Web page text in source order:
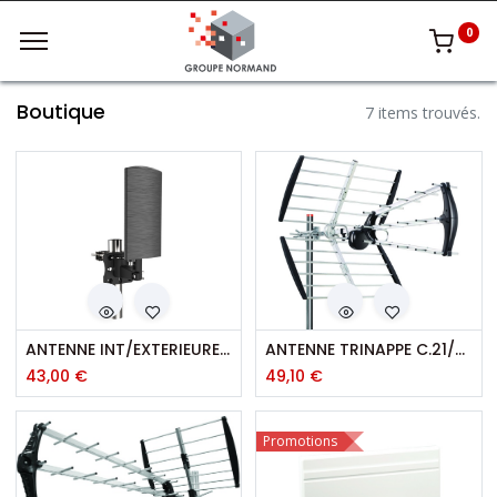
0
Boutique 7 items trouvés.
ANTENNE INT/EXTERIEURE NOIRE
43,00 €
ANTENNE TRINAPPE C.21/60 - 29 ELEMENTS
49,10 €
Promotions